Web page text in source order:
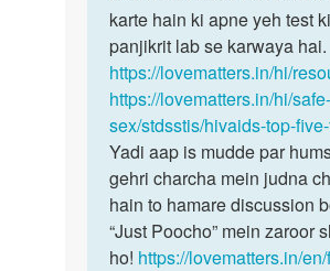
year
paile
sex…
by
Sunil
so,
…
karte hain ki apne yeh test
panjikrit lab se karwaya hai.
https://lovematters.in/hi/
https://lovematters.in/hi/safe-
sex/stdsstis/hivaids-top-
Yadi aap is mudde par
gehri charcha mein judna
hain to hamare discussion
“Just Poocho” mein zaroor
ho! https://lovematters.in/